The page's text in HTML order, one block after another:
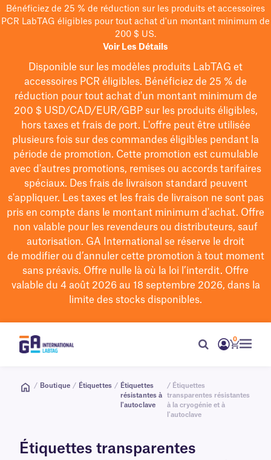
Bénéficiez de 25 % de réduction sur les produits et accessoires
PCR LabTAG éligibles pour tout achat d'un montant minimum de
200 $ US.
Voir Les Détails
Disponible sur les modèles produits LabTAG et
accessoires PCR éligibles. Bénéficiez de 25 % de
réduction pour tout achat d'un montant minimum de
200 $USD/CAD/EUR/GBPsur les produits éligibles,
hors taxes et frais de port. L'offre peut être utilisée
plusieurs fois sur des commandes éligibles pendant la
période de promotion. Cette promotion est cumulable
avec d'autres promotions, remises ou accords tarifaires
spéciaux. Des frais de livraison standard peuvent
s'appliquer. Les taxes et les frais de livraison ne sont pas
pris en compte dans le montant minimum d'achat. Offre
non valable pour les revendeurs ou distributeurs, sauf
autorisation. GA International se réserve le droit
de modifierou d’annuler cette promotion à tout moment
sans préavis. Offre nulle là où la loi l’interdit. Offre
valable du 4 août 2026 au 18 septembre 2026, dans la
limite des stocks disponibles.
0
/ Boutique / Étiquettes / Étiquettes
résistantes à
l'autoclave
/ Étiquettes
transparentes résistantes
à la cryogénie et à
l'autoclave
Étiquettes transparentes